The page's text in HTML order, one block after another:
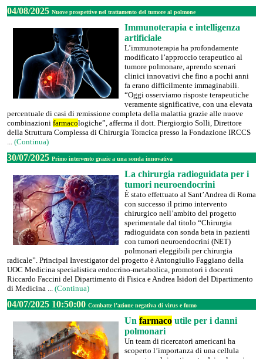
04/08/2025 Nuove prospettive nel trattamento del tumore al polmone
Immunoterapia e intelligenza
artificiale
L’immunoterapia ha profondamente
modificato l’approccio terapeutico al
tumore polmonare, aprendo scenari
clinici innovativi che fino a pochi anni
fa erano difficilmente immaginabili.
“Oggi osserviamo risposte terapeutiche
veramente significative, con una elevata
percentuale di casi di remissione completa della malattia grazie alle nuove
combinazioni farmacologiche”, afferma il dott. Piergiorgio Solli, Direttore
della Struttura Complessa di Chirurgia Toracica presso la Fondazione IRCCS
... (Continua)
30/07/2025 Primo intervento grazie a una sonda innovativa
La chirurgia radioguidata per i
tumori neuroendocrini
È stato effettuato al Sant’Andrea di Roma
con successo il primo intervento
chirurgico nell’ambito del progetto
sperimentale dal titolo “Chirurgia
radioguidata con sonda beta in pazienti
con tumori neuroendocrini (NET)
polmonari eleggibili per chirurgia
radicale”. Principal Investigator del progetto è Antongiulio Faggiano della
UOC Medicina specialistica endocrino-metabolica, promotori i docenti
Riccardo Faccini del Dipartimento di Fisica e Andrea Isidori del Dipartimento
di Medicina ... (Continua)
04/07/2025 10:50:00 Combatte l’azione negativa di virus e fumo
Un farmaco utile per i danni
polmonari
Un team di ricercatori americani ha
scoperto l’importanza di una cellula